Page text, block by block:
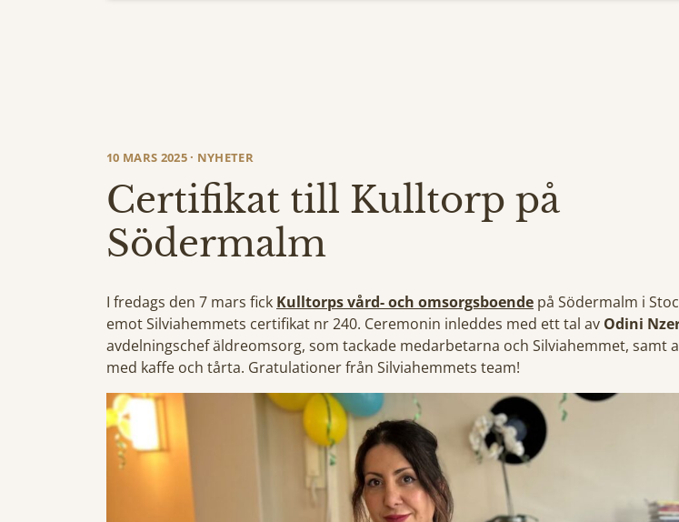
10 MARS 2025 · NYHETER
Certifikat till Kulltorp på
Södermalm
I fredags den 7 mars fick Kulltorps vård- och omsorgsboende på Södermalm i
emot Silviahemmets certifikat nr 240. Ceremonin inleddes med ett tal av Odini
avdelningschef äldreomsorg, som tackade medarbetarna och Silviahemmet, samt
med kaffe och tårta. Gratulationer från Silviahemmets team!